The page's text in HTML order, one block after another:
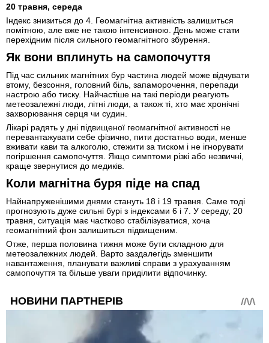
20 травня, середа
Індекс знизиться до 4. Геомагнітна активність залишиться
помітною, але вже не такою інтенсивною. День може стати
перехідним після сильного геомагнітного збурення.
Як вони вплинуть на самопочуття
Під час сильних магнітних бур частина людей може відчувати
втому, безсоння, головний біль, запаморочення, перепади
настрою або тиску. Найчастіше на такі періоди реагують
метеозалежні люди, літні люди, а також ті, хто має хронічні
захворювання серця чи судин.
Лікарі радять у дні підвищеної геомагнітної активності не
перевантажувати себе фізично, пити достатньо води, менше
вживати кави та алкоголю, стежити за тиском і не ігнорувати
погіршення самопочуття. Якщо симптоми різкі або незвичні,
краще звернутися до медиків.
Коли магнітна буря піде на спад
Найнапруженішими днями стануть 18 і 19 травня. Саме тоді
прогнозують дуже сильні бурі з індексами 6 і 7. У середу, 20
травня, ситуація має частково стабілізуватися, хоча
геомагнітний фон залишиться підвищеним.
Отже, перша половина тижня може бути складною для
метеозалежних людей. Варто заздалегідь зменшити
навантаження, планувати важливі справи з урахуванням
самопочуття та більше уваги приділити відпочинку.